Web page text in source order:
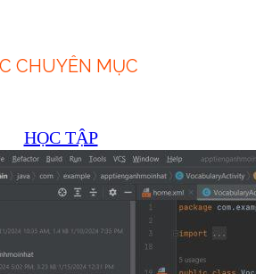
CHUYÊN MỤC
HỌC TẬP